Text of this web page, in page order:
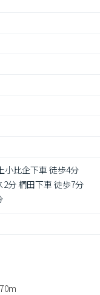
小比企下車 徒歩4分
2分 椚田下車 徒歩7分